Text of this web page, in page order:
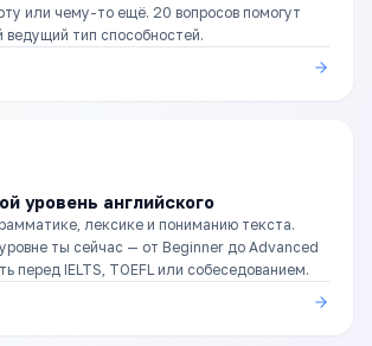
или чему-то ещё. 20 вопросов помогут
ведущий тип способностей.
уровень английского
лексике и пониманию текста.
ты сейчас — от Beginner до Advanced
перед IELTS, TOEFL или собеседованием.